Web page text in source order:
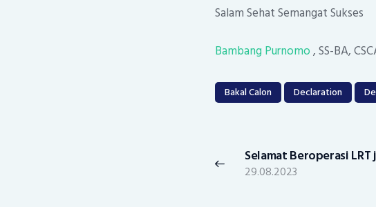
Salam Sehat Semangat Sukses
Bambang Purnomo, SS-BA,
Bakal Calon Declaration
Previous
post:
Selamat Beroperasi
29.08.2023